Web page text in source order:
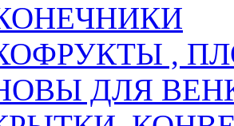
,
ДЛЯ